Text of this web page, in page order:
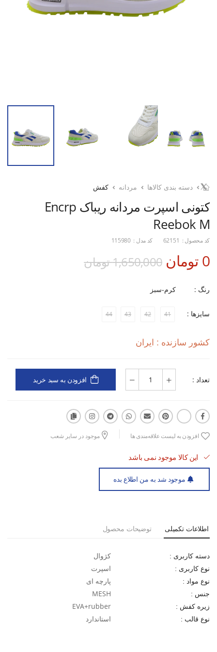
دسته بندی کالاها مردانه کفش
کتونی اسپرت مردانه ریباک Encrp
Reebok M
کد محصول : 62151 کد مدل : 115980
0 تومان 1,650,000 تومان
رنگ : کرم-سبز
سایزها : 41
42
43
44
کشور سازنده : ایران
تعداد : افزودن به سبد خرید
افزودن به لیست علاقه‌مندی ها موجود در سایر شعب
این کالا موجود نمی باشد
موجود شد به من اطلاع بده
اطلاعات تکمیلی توضیحات محصول
دسته کاربری : کژوال
نوع کاربری : اسپرت
نوع مواد : پارچه ای
جنس : MESH
زیره کفش : EVA+rubber
نوع قالب : استاندارد